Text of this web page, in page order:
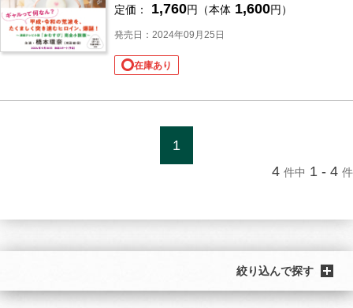
定価： 1,760円（本体 1,600円）
発売日：2024年09月25日
在庫あり
1
4 件中 1 - 4 件
絞り込んで探す